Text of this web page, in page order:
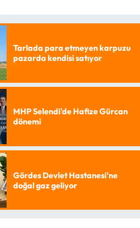
Tarlada para etmeyen karpuzu
pazarda kendisi satıyor
MHP Selendi'de Hafize Gürcan
dönemi
Gördes Devlet Hastanesi'ne
doğal gaz geliyor